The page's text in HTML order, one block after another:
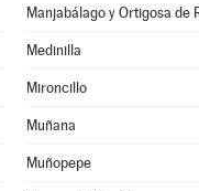
Medinilla
Mironcillo
Muñana
Muñopepe